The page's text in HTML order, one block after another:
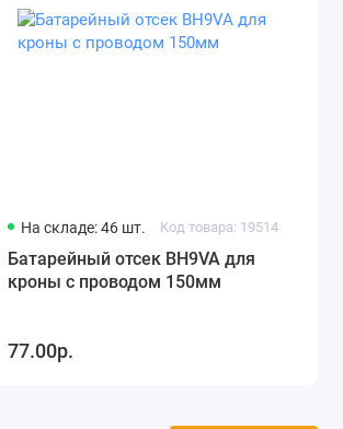
На складе: 46 шт. Код товара: 19514
Батарейный отсек BH9VA для
кроны с проводом 150мм
77.00р.